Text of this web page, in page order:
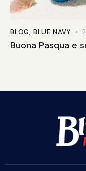
BLOG, BLUE NAVY
Buona Pasqua e